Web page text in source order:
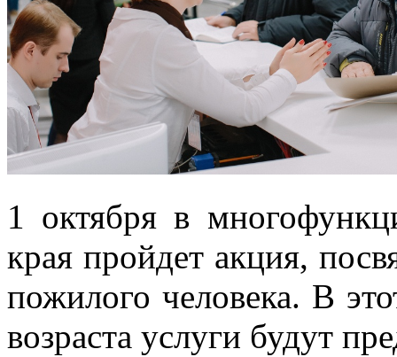
1 октября в
края пройдет акция,
пожилого человека. В
возраста услуги будут